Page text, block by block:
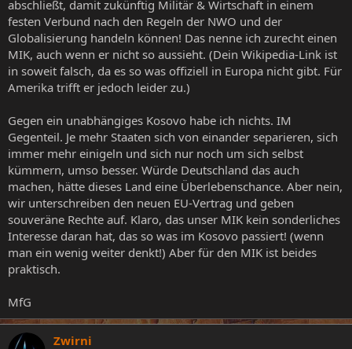
abschließt, damit zukünftig Militär & Wirtschaft in einem
festen Verbund nach den Regeln der NWO und der
Globalisierung handeln können! Das nenne ich zurecht einen
MIK, auch wenn er nicht so aussieht. (Dein Wikipedia-Link ist
in soweit falsch, da es so was offiziell in Europa nicht gibt. Für
Amerika trifft er jedoch leider zu.)
Gegen ein unabhängiges Kosovo habe ich nichts. IM
Gegenteil. Je mehr Staaten sich von einander separieren, sich
immer mehr einigeln und sich nur noch um sich selbst
kümmern, umso besser. Würde Deutschland das auch
machen, hätte dieses Land eine Überlebenschance. Aber nein,
wir unterschreiben den neuen EU-Vertrag und geben
souveräne Rechte auf. Klaro, das unser MIK kein sonderliches
Interesse daran hat, das so was im Kosovo passiert! (wenn
man ein wenig weiter denkt!) Aber für den MIK ist beides
praktisch.
MfG
Zwirni